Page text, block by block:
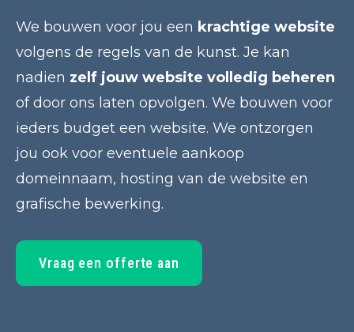
We bouwen voor jou een krachtige website
volgens de regels van de kunst. Je kan
nadien zelf jouw website volledig beheren
of door ons laten opvolgen. We bouwen voor
ieders budget een website. We ontzorgen
jou ook voor eventuele aankoop
domeinnaam, hosting van de website en
grafische bewerking.
Vraag een offerte aan